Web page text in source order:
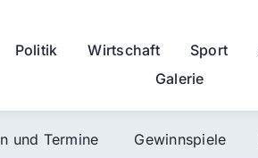
Politik Wirtschaft Sport
Galerie
und Termine Gewinnspiele